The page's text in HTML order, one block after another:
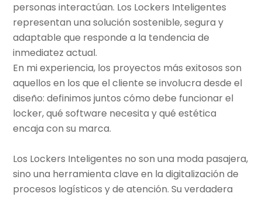
personas interactúan. Los Lockers Inteligentes
representan una solución sostenible, segura y
adaptable que responde a la tendencia de
inmediatez actual.
En mi experiencia, los proyectos más exitosos son
aquellos en los que el cliente se involucra desde el
diseño: definimos juntos cómo debe funcionar el
locker, qué software necesita y qué estética
encaja con su marca.
Los Lockers Inteligentes no son una moda pasajera,
sino una herramienta clave en la digitalización de
procesos logísticos y de atención. Su verdadera